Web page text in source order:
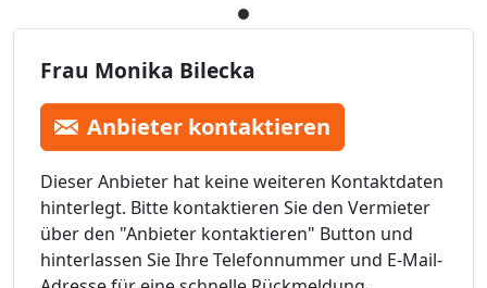
Frau Monika Bilecka
Anbieter kontaktieren
Dieser Anbieter hat keine weiteren Kontaktdaten
hinterlegt. Bitte kontaktieren Sie den Vermieter
über den "Anbieter kontaktieren" Button und
hinterlassen Sie Ihre Telefonnummer und E-Mail-